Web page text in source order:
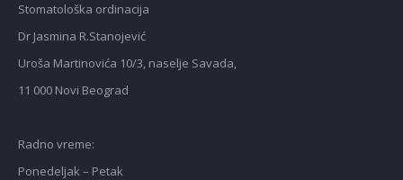
Stomatološka ordinacija
Dr Jasmina R.Stanojević
Uroša Martinovića 10/3, naselje Savada,
11 000 Novi Beograd
Radno vreme:
Ponedeljak – Petak